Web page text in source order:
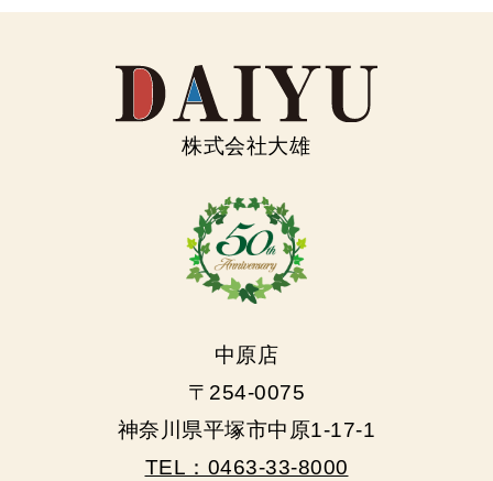
株式会社大雄
中原店
〒254-0075
神奈川県平塚市中原1-17-1
TEL：0463-33-8000